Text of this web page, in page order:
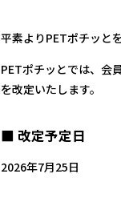
[ペッ
平素よりPETポチッと
PETポチッとでは、会
を改定いたします。
■ 改定予定日
2026年7月25日